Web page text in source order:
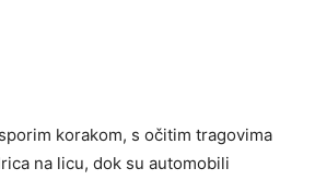
korakom, s očitim tragovima
na licu, dok su automobili